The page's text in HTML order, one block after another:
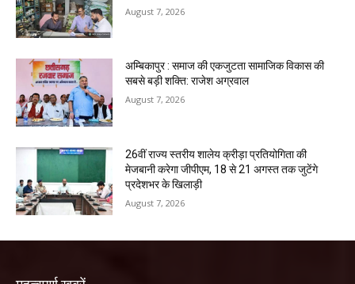
August 7, 2026
अम्बिकापुर : समाज की एकजुटता सामाजिक विकास की
सबसे बड़ी शक्ति: राजेश अग्रवाल
August 7, 2026
26वीं राज्य स्तरीय शालेय क्रीड़ा प्रतियोगिता की
मेजबानी करेगा जीपीएम, 18 से 21 अगस्त तक जुटेंगे
प्रदेशभर के खिलाड़ी
August 7, 2026